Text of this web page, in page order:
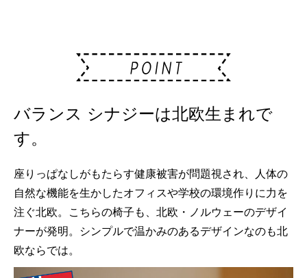
バランス シナジーは北欧生まれで
す。
座りっぱなしがもたらす健康被害が問題視され、人体の
自然な機能を生かしたオフィスや学校の環境作りに力を
注ぐ北欧。こちらの椅子も、北欧・ノルウェーのデザイ
ナーが発明。シンプルで温かみのあるデザインなのも北
欧ならでは。